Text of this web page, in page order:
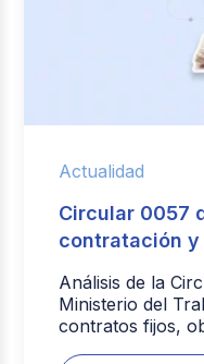
Actualidad
Circular 0057
contratación
Análisis de la
Ministerio del
contratos fijos,